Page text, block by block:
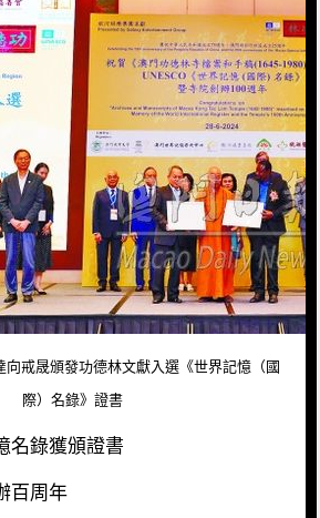
向戒晟頒發功德林文獻入選《世界記憶（國
際）名錄》證書
名錄獲頒證書
百周年